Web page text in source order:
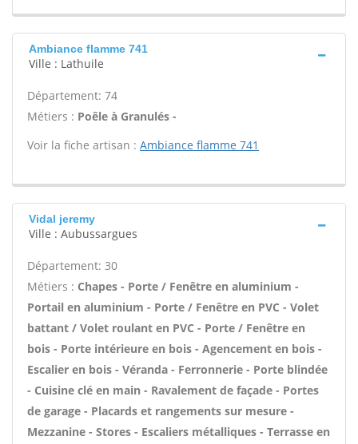
Ambiance flamme 741
Ville : Lathuile
Département: 74
Métiers : Poêle à Granulés -
Voir la fiche artisan : Ambiance flamme 741
Vidal jeremy
Ville : Aubussargues
Département: 30
Métiers : Chapes - Porte / Fenêtre en aluminium -
Portail en aluminium - Porte / Fenêtre en PVC - Volet
battant / Volet roulant en PVC - Porte / Fenêtre en
bois - Porte intérieure en bois - Agencement en bois -
Escalier en bois - Véranda - Ferronnerie - Porte blindée
- Cuisine clé en main - Ravalement de façade - Portes
de garage - Placards et rangements sur mesure -
Mezzanine - Stores - Escaliers métalliques - Terrasse en